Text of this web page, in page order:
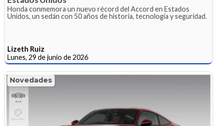
Honda conmemora un nuevo récord del Accord en Estados
Unidos, un sedán con 50 años de historia, tecnología y seguridad.
Lizeth Ruiz
Lunes, 29 de junio de 2026
Novedades